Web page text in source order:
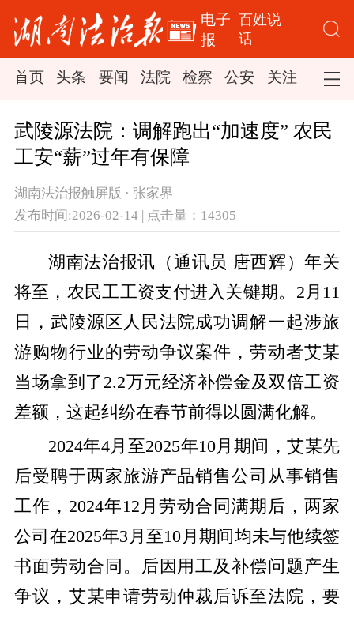
电子
报
百姓说
话
首页 头条 要闻 法院 检察 公安 关注 司法
武陵源法院：调解跑出“加速度” 农民
工安“薪”过年有保障
湖南法治报触屏版 · 张家界
发布时间:2026-02-14 | 点击量：14305
湖南法治报讯（通讯员 唐西辉）年关
将至，农民工工资支付进入关键期。2月11
日，武陵源区人民法院成功调解一起涉旅
游购物行业的劳动争议案件，劳动者艾某
当场拿到了2.2万元经济补偿金及双倍工资
差额，这起纠纷在春节前得以圆满化解。
2024年4月至2025年10月期间，艾某先
后受聘于两家旅游产品销售公司从事销售
工作，2024年12月劳动合同满期后，两家
公司在2025年3月至10月期间均未与他续签
书面劳动合同。后因用工及补偿问题产生
争议，艾某申请劳动仲裁后诉至法院，要